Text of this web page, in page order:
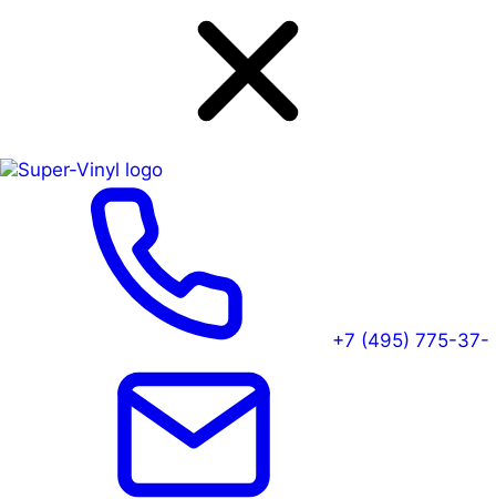
+7 (495) 775-37-